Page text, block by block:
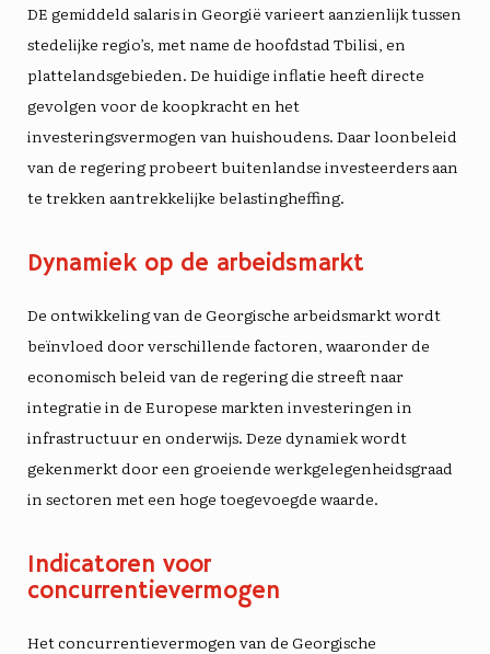
DE gemiddeld salarisin Georgië varieert aanzienlijk tussen
stedelijke regio’s, met name de hoofdstad Tbilisi, en
plattelandsgebieden. De huidige inflatie heeft directe
gevolgen voor de koopkracht en het
investeringsvermogen van huishoudens. Daarloonbeleid
van de regering probeert buitenlandse investeerders aan
te trekken aantrekkelijke belastingheffing.
Dynamiek op de arbeidsmarkt
De ontwikkeling van de Georgische arbeidsmarkt wordt
beïnvloed door verschillende factoren, waaronder de
economisch beleid van de regering die streeft naar
integratie in de Europese markten investeringen in
infrastructuuren onderwijs. Deze dynamiek wordt
gekenmerkt door een groeiende werkgelegenheidsgraad
in sectoren met een hoge toegevoegde waarde.
Indicatoren voor
concurrentievermogen
Het concurrentievermogen van de Georgische